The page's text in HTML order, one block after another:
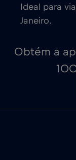
Ideal para
Janeiro.
Obtém a